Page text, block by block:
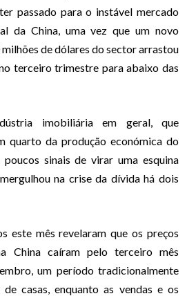
passado para o instável mercado
da China, uma vez que um novo
de dólares do sector arrastou
terceiro trimestre para abaixo das
imobiliária em geral, que
quarto da produção económica do
sinais de virar uma esquina
na crise da dívida há dois
este mês revelaram que os preços
China caíram pelo terceiro mês
um período tradicionalmente
casas, enquanto as vendas e os